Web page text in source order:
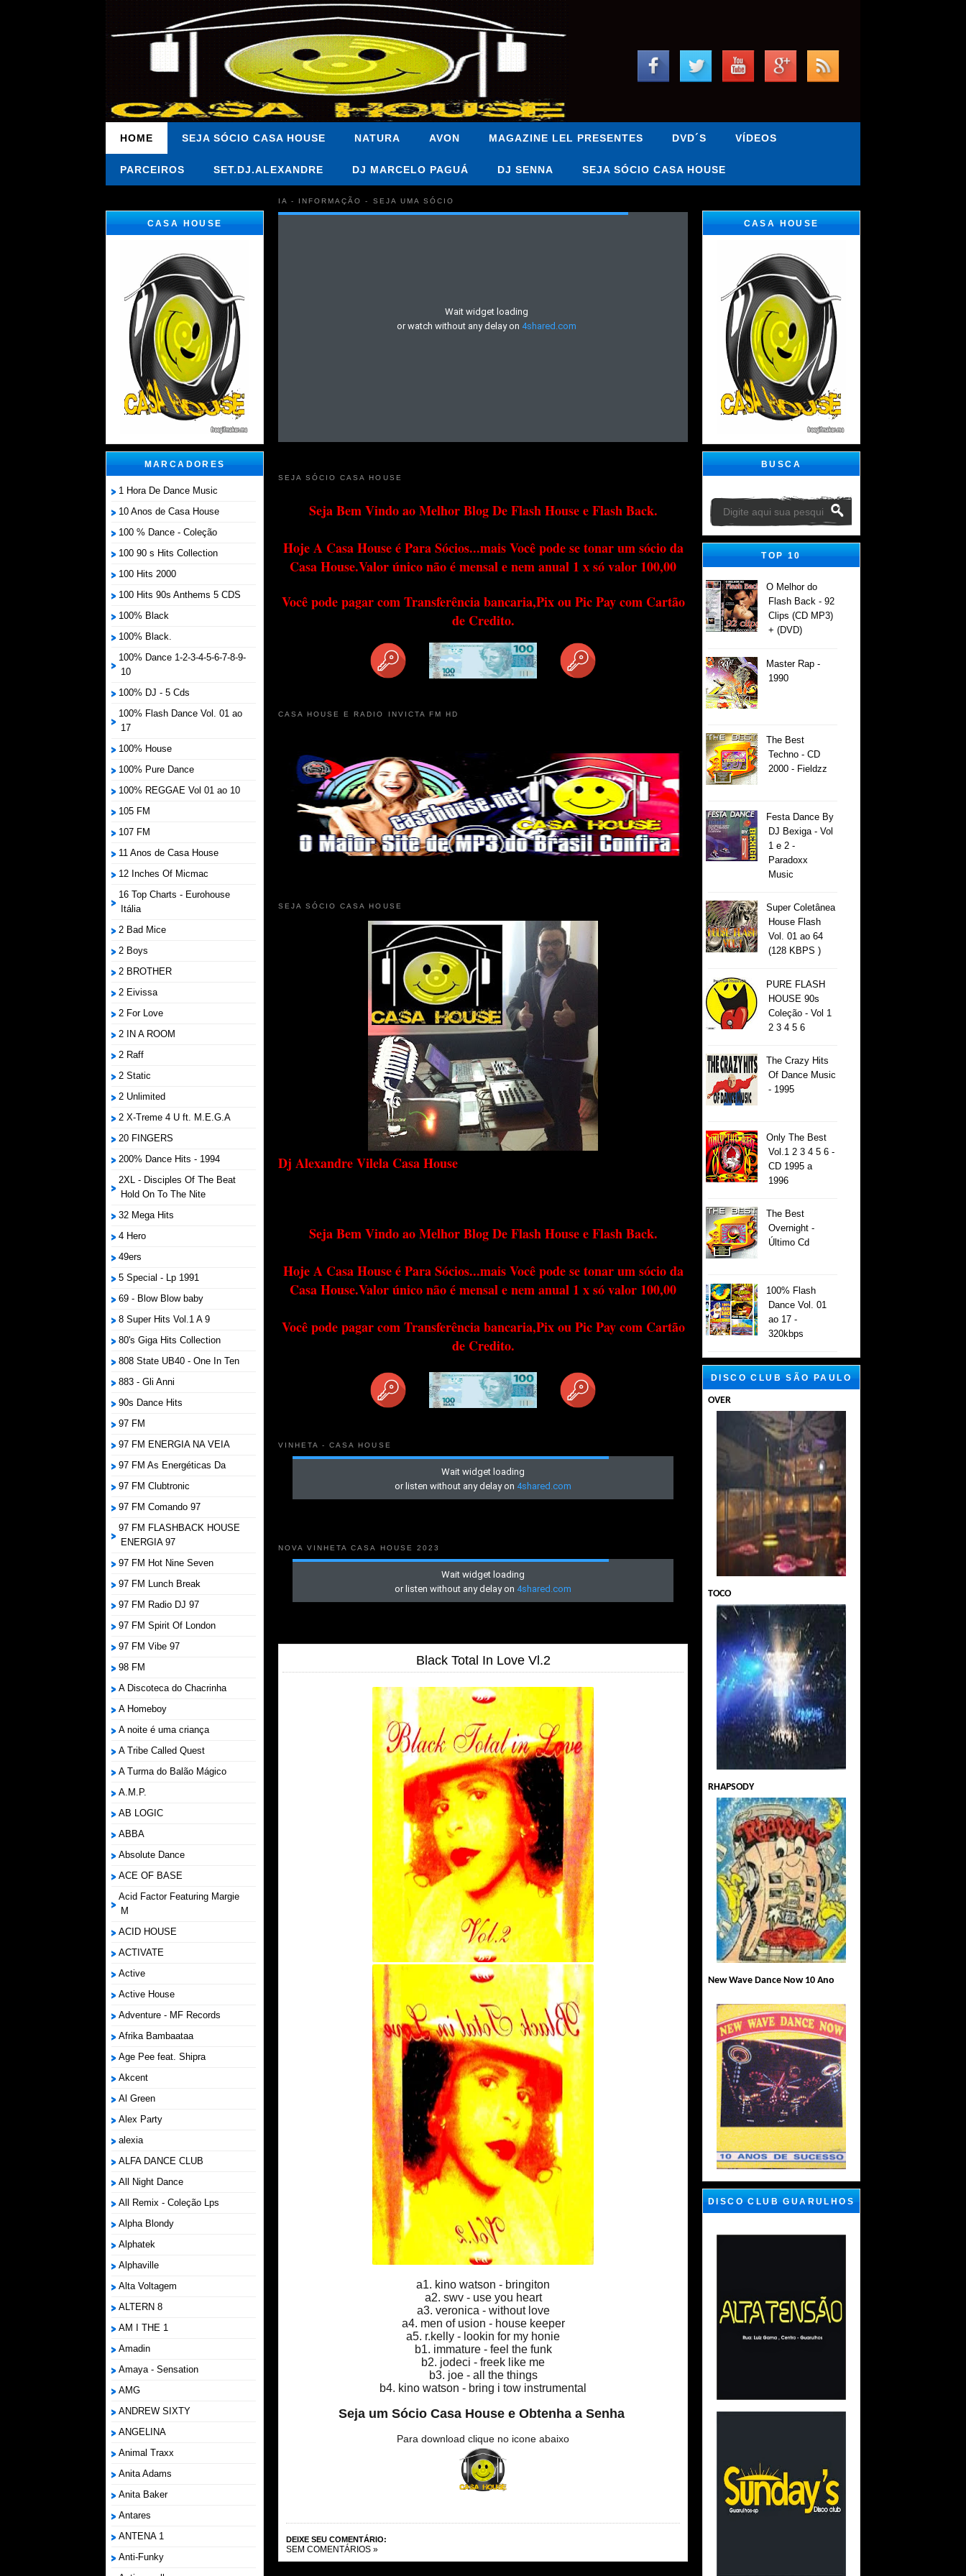
HOME SEJA SÓCIO CASA HOUSE NATURA AVON MAGAZINE LEL PRESENTES DVD´S VÍDEOS
PARCEIROS SET.DJ.ALEXANDRE DJ MARCELO PAGUÁ DJ SENNA SEJA SÓCIO CASA HOUSE
CASA HOUSE
MARCADORES
1 Hora De Dance Music
10 Anos de Casa House
100 % Dance - Coleção
100 90 s Hits Collection
100 Hits 2000
100 Hits 90s Anthems 5 CDS
100% Black
100% Black.
100% Dance 1-2-3-4-5-6-7-8-9-
10
100% DJ - 5 Cds
100% Flash Dance Vol. 01 ao
17
100% House
100% Pure Dance
100% REGGAE Vol 01 ao 10
105 FM
107 FM
11 Anos de Casa House
12 Inches Of Micmac
16 Top Charts - Eurohouse
Itália
2 Bad Mice
2 Boys
2 BROTHER
2 Eivissa
2 For Love
2 IN A ROOM
2 Raff
2 Static
2 Unlimited
2 X-Treme 4 U ft. M.E.G.A
20 FINGERS
200% Dance Hits - 1994
2XL - Disciples Of The Beat
Hold On To The Nite
32 Mega Hits
4 Hero
49ers
5 Special - Lp 1991
69 - Blow Blow baby
8 Super Hits Vol.1 A 9
80's Giga Hits Collection
808 State UB40 - One In Ten
883 - Gli Anni
90s Dance Hits
97 FM
97 FM ENERGIA NA VEIA
97 FM As Energéticas Da
97 FM Clubtronic
97 FM Comando 97
97 FM FLASHBACK HOUSE
ENERGIA 97
97 FM Hot Nine Seven
97 FM Lunch Break
97 FM Radio DJ 97
97 FM Spirit Of London
97 FM Vibe 97
98 FM
A Discoteca do Chacrinha
A Homeboy
A noite é uma criança
A Tribe Called Quest
A Turma do Balão Mágico
A.M.P.
AB LOGIC
ABBA
Absolute Dance
ACE OF BASE
Acid Factor Featuring Margie
M
ACID HOUSE
ACTIVATE
Active
Active House
Adventure - MF Records
Afrika Bambaataa
Age Pee feat. Shipra
Akcent
Al Green
Alex Party
alexia
ALFA DANCE CLUB
All Night Dance
All Remix - Coleção Lps
Alpha Blondy
Alphatek
Alphaville
Alta Voltagem
ALTERN 8
AM I THE 1
Amadin
Amaya - Sensation
AMG
ANDREW SIXTY
ANGELINA
Animal Traxx
Anita Adams
Anita Baker
Antares
ANTENA 1
Anti-Funky
IA - INFORMAÇÃO - SEJA UMA SÓCIO
SEJA SÓCIO CASA HOUSE
Seja Bem Vindo ao Melhor Blog De Flash House e Flash Back.
Hoje A Casa House é Para Sócios...mais Você pode se tonar um sócio da
Casa House.Valor único não é mensal e nem anual 1 x só valor 100,00
Você pode pagar com Transferência bancaria,Pix ou Pic Pay com Cartão
de Credito.
CASA HOUSE E RADIO INVICTA FM HD
SEJA SÓCIO CASA HOUSE
Dj Alexandre Vilela Casa House
Seja Bem Vindo ao Melhor Blog De Flash House e Flash Back.
Hoje A Casa House é Para Sócios...mais Você pode se tonar um sócio da
Casa House.Valor único não é mensal e nem anual 1 x só valor 100,00
Você pode pagar com Transferência bancaria,Pix ou Pic Pay com Cartão
de Credito.
VINHETA - CASA HOUSE
NOVA VINHETA CASA HOUSE 2023
Black Total In Love Vl.2
a1. kino watson - bringiton
a2. swv - use you heart
a3. veronica - without love
a4. men of usion - house keeper
a5. r.kelly - lookin for my honie
b1. immature - feel the funk
b2. jodeci - freek like me
b3. joe - all the things
b4. kino watson - bring i tow instrumental
Seja um Sócio Casa House e Obtenha a Senha
Para download clique no icone abaixo
DEIXE SEU COMENTÁRIO:
SEM COMENTÁRIOS »
CASA HOUSE
BUSCA
TOP 10
O Melhor do
Flash Back - 92
Clips (CD MP3)
+ (DVD)
Master Rap -
1990
The Best
Techno - CD
2000 - Fieldzz
Festa Dance By
DJ Bexiga - Vol
1 e 2 -
Paradoxx
Music
Super Coletânea
House Flash
Vol. 01 ao 64
(128 KBPS )
PURE FLASH
HOUSE 90s
Coleção - Vol 1
2 3 4 5 6
The Crazy Hits
Of Dance Music
- 1995
Only The Best
Vol.1 2 3 4 5 6 -
CD 1995 a
1996
The Best
Overnight -
Último Cd
100% Flash
Dance Vol. 01
ao 17 -
320kbps
DISCO CLUB SÃO PAULO
OVER
TOCO
RHAPSODY
New Wave Dance Now 10 Ano
DISCO CLUB GUARULHOS